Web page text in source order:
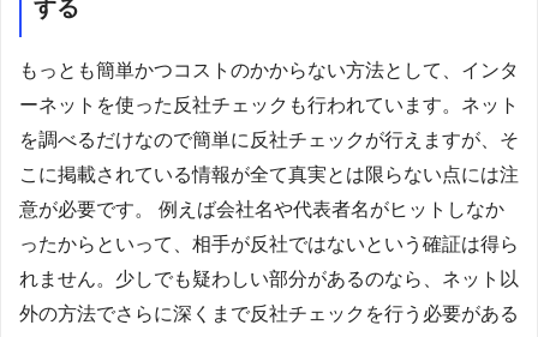
する
もっとも簡単かつコストのかからない方法として、インタ
ーネットを使った反社チェックも行われています。ネット
を調べるだけなので簡単に反社チェックが行えますが、そ
こに掲載されている情報が全て真実とは限らない点には注
意が必要です。 例えば会社名や代表者名がヒットしなか
ったからといって、相手が反社ではないという確証は得ら
れません。少しでも疑わしい部分があるのなら、ネット以
外の方法でさらに深くまで反社チェックを行う必要がある